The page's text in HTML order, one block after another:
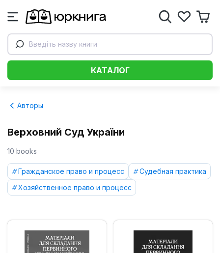
Введіть назву книги
КАТАЛОГ
Авторы
Верховний Суд України
10 books
Гражданское право и процесс
Судебная практика
Хозяйственное право и процесс